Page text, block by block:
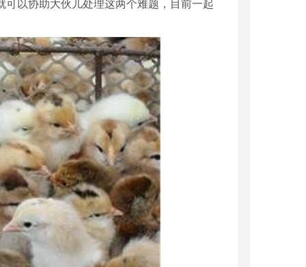
以协助大伙儿处理这两个难题，目前一起